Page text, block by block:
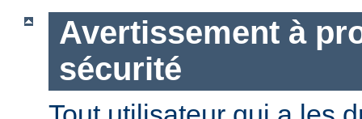
Avertissement à
sécurité